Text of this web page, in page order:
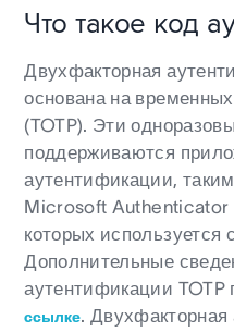
Что такое код
Двухфакторная
основана на
(TOTP). Эти
поддерживаются
аутентификации,
Microsoft Authenticator
которых используется
Дополнительные
аутентификации TOTP
ссылке. Двухфакторная